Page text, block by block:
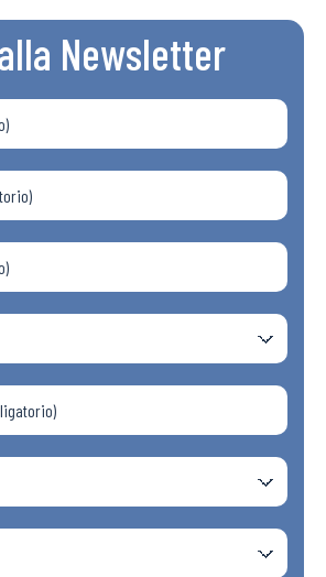
Newsletter